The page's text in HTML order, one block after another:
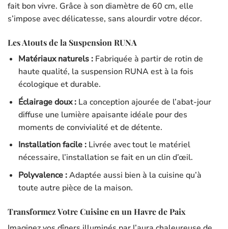
fait bon vivre. Grâce à son diamètre de 60 cm, elle
s’impose avec délicatesse, sans alourdir votre décor.
Les Atouts de la Suspension RUNA
Matériaux naturels :Fabriquée à partir de rotin de
haute qualité, la suspension RUNA est à la fois
écologique et durable.
Éclairage doux :La conception ajourée de l’abat-jour
diffuse une lumière apaisante idéale pour des
moments de convivialité et de détente.
Installation facile :Livrée avec tout le matériel
nécessaire, l’installation se fait en un clin d’œil.
Polyvalence :Adaptée aussi bien à la cuisine qu’à
toute autre pièce de la maison.
Transformez Votre Cuisine en un Havre de Paix